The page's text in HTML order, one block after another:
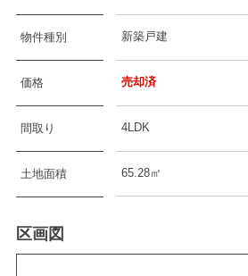
物件種別 新築戸建
価格 売却済
間取り 4LDK
土地面積 65.28㎡
区画図